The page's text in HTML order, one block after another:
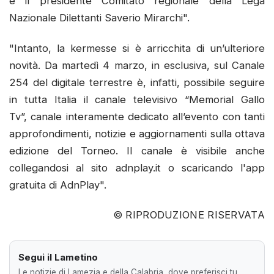
Nazionale Dilettanti Saverio Mirarchi".
"Intanto, la kermesse si è arricchita di un’ulteriore
novità. Da martedì 4 marzo, in esclusiva, sul Canale
254 del digitale terrestre è, infatti, possibile seguire
in tutta Italia il canale televisivo “Memorial Gallo
Tv”, canale interamente dedicato all’evento con tanti
approfondimenti, notizie e aggiornamenti sulla ottava
edizione del Torneo. Il canale è visibile anche
collegandosi al sito adnplay.it o scaricando l'app
gratuita di AdnPlay".
© RIPRODUZIONE RISERVATA
Segui il Lametino